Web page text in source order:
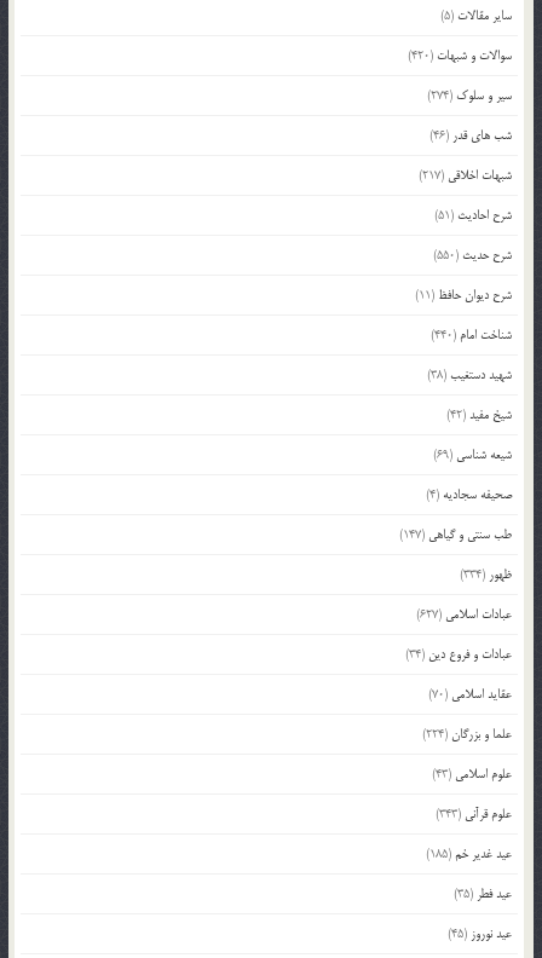
سایر مقالات (5)
سوالات و شبهات (420)
سیر و سلوک (274)
شب های قدر (46)
شبهات اخلاقی (217)
شرح احادیث (51)
شرح حدیث (550)
شرح دیوان حافظ (11)
شناخت امام (440)
شهید دستغیب(38)
شیخ مفید(42)
شیعه شناسی (69)
صحیفه سجادیه (4)
طب سنتی و گیاهی (147)
ظهور (334)
عبادات اسلامی (627)
عبادات و فروع دین (34)
عقاید اسلامی (70)
علما و بزرگان(224)
علوم اسلامی (43)
علوم قرآنی (343)
عید غدیر خم(185)
عید فطر (35)
عید نوروز (45)